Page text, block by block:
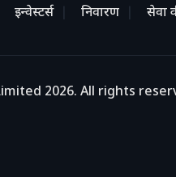
इन्वेस्टर्स निवारण सेवा
2026. All rights